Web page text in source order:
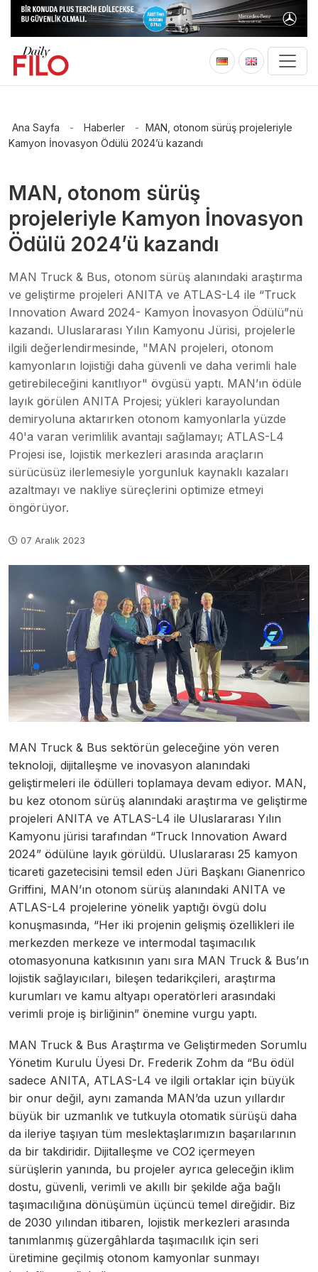
Ana Sayfa - Haberler - MAN, otonom sürüş projeleriyle
Kamyon İnovasyon Ödülü 2024’ü kazandı
MAN, otonom sürüş
projeleriyle Kamyon İnovasyon
Ödülü 2024’ü kazandı
MAN Truck & Bus, otonom sürüş alanındaki araştırma
ve geliştirme projeleri ANITA ve ATLAS-L4 ile “Truck
Innovation Award 2024- Kamyon İnovasyon Ödülü”nü
kazandı. Uluslararası Yılın Kamyonu Jürisi, projelerle
ilgili değerlendirmesinde, "MAN projeleri, otonom
kamyonların lojistiği daha güvenli ve daha verimli hale
getirebileceğini kanıtlıyor" övgüsü yaptı. MAN’ın ödüle
layık görülen ANITA Projesi; yükleri karayolundan
demiryoluna aktarırken otonom kamyonlarla yüzde
40'a varan verimlilik avantajı sağlamayı; ATLAS-L4
Projesi ise, lojistik merkezleri arasında araçların
sürücüsüz ilerlemesiyle yorgunluk kaynaklı kazaları
azaltmayı ve nakliye süreçlerini optimize etmeyi
öngörüyor.
07 Aralık 2023
MAN Truck & Bus sektörün geleceğine yön veren
teknoloji, dijitalleşme ve inovasyon alanındaki
geliştirmeleri ile ödülleri toplamaya devam ediyor. MAN,
bu kez otonom sürüş alanındaki araştırma ve geliştirme
projeleri ANITA ve ATLAS-L4 ile Uluslararası Yılın
Kamyonu jürisi tarafından “Truck Innovation Award
2024” ödülüne layık görüldü. Uluslararası 25 kamyon
ticareti gazetecisini temsil eden Jüri Başkanı Gianenrico
Griffini, MAN’ın otonom sürüş alanındaki ANITA ve
ATLAS-L4 projelerine yönelik yaptığı övgü dolu
konuşmasında, “Her iki projenin gelişmiş özellikleri ile
merkezden merkeze ve intermodal taşımacılık
otomasyonuna katkısının yanı sıra MAN Truck & Bus’ın
lojistik sağlayıcıları, bileşen tedarikçileri, araştırma
kurumları ve kamu altyapı operatörleri arasındaki
verimli proje iş birliğinin” önemine vurgu yaptı.
MAN Truck & Bus Araştırma ve Geliştirmeden Sorumlu
Yönetim Kurulu Üyesi Dr. Frederik Zohm da “Bu ödül
sadece ANITA, ATLAS-L4 ve ilgili ortaklar için büyük
bir onur değil, aynı zamanda MAN’da uzun yıllardır
büyük bir uzmanlık ve tutkuyla otomatik sürüşü daha
da ileriye taşıyan tüm meslektaşlarımızın başarılarının
da bir takdiridir. Dijitalleşme ve CO2 içermeyen
sürüşlerin yanında, bu projeler ayrıca geleceğin iklim
dostu, güvenli, verimli ve akıllı bir şekilde ağa bağlı
taşımacılığına dönüşümün üçüncü temel direğidir. Biz
de 2030 yılından itibaren, lojistik merkezleri arasında
tanımlanmış güzergâhlarda taşımacılık için seri
üretimine geçilmiş otonom kamyonlar sunmayı